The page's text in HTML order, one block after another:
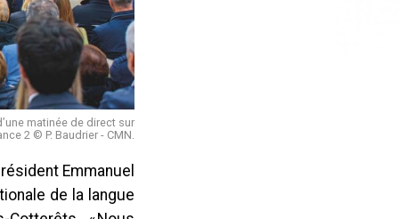
matinée de direct sur
2 © P. Baudrier - CMN.
Emmanuel
de la langue